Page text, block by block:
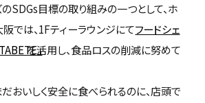
SDGs目標の取り組みの一つとして、ホ
では、1Fティーラウンジにてフードシェ
」
を活用し、食品ロスの削減に努めて
だおいしく安全に食べられるのに、店頭で